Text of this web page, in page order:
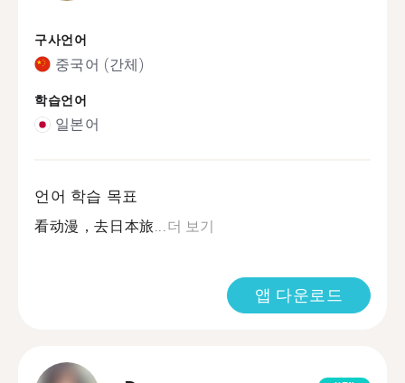
구사언어
중국어 (간체)
학습언어
일본어
언어 학습 목표
看动漫，去日本旅...더 보기
앱 다운로드